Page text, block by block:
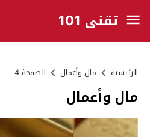
تقني 101
الرئيسية مال وأعمال الصفحة 4
مال وأعمال